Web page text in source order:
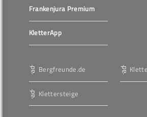
Frankenjura Premium
KletterApp
Bergfreunde.de
Klettersteige